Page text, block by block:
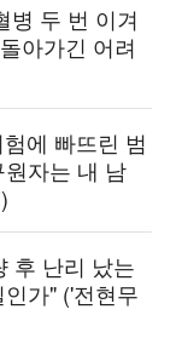
병 두 번 이겨
아가긴 어려
에 빠뜨린 범
자는 내 남
후 난리 났는
가" ('전현무